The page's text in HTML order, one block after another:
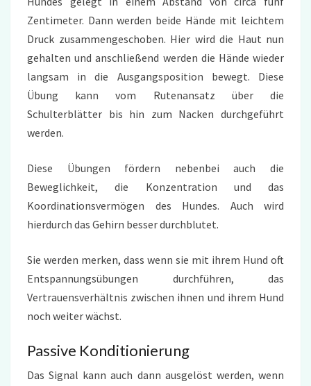
Zentimeter. Dann werden beide Hände mit leichtem
Druck zusammengeschoben. Hier wird die Haut nun
gehalten und anschließend werden die Hände wieder
langsam in die Ausgangsposition bewegt. Diese
Übung kann vom Rutenansatz über die
Schulterblätter bis hin zum Nacken durchgeführt
werden.
Diese Übungen fördern nebenbei auch die
Beweglichkeit, die Konzentration und das
Koordinationsvermögen des Hundes. Auch wird
hierdurch das Gehirn besser durchblutet.
Sie werden merken, dass wenn sie mit ihrem Hund oft
Entspannungsübungen durchführen, das
Vertrauensverhältnis zwischen ihnen und ihrem Hund
noch weiter wächst.
Passive Konditionierung
Das Signal kann auch dann ausgelöst werden, wenn